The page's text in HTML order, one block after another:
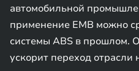
автомобильной
применение EMB можно
системы ABS в прошлом.
ускорит переход отрасли